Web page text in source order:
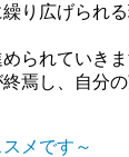
り広げられ
られていき
焉し、自分
メです～